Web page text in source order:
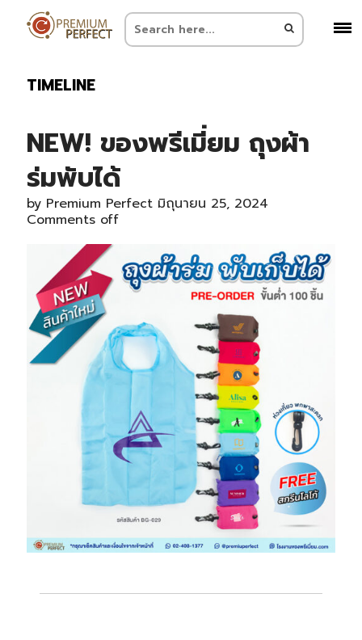
TIMELINE
NEW! ของพรีเมี่ยม ถุงผ้า
ร่มพับได้
by Premium Perfect มิถุนายน 25, 2024
Comments off